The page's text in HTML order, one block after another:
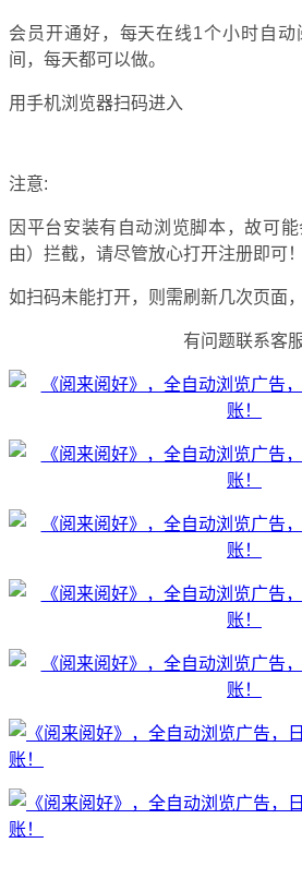
会员开通好，每天在线1个小时自
间，每天都可以做。
用手机浏览器扫码进入
注意:
因平台安装有自动浏览脚本，故可
由）拦截，请尽管放心打开注册即可！
如扫码未能打开，则需刷新几次页面
有问题联系客